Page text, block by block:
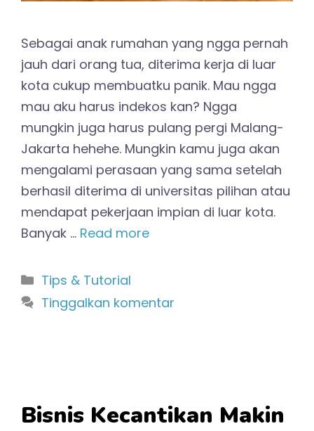
Sebagai anak rumahan yang ngga pernah
jauh dari orang tua, diterima kerja di luar
kota cukup membuatku panik. Mau ngga
mau aku harus indekos kan? Ngga
mungkin juga harus pulang pergi Malang-
Jakarta hehehe. Mungkin kamu juga akan
mengalami perasaan yang sama setelah
berhasil diterima di universitas pilihan atau
mendapat pekerjaan impian di luar kota.
Banyak … Read more
Kategori
Tips & Tutorial
Tinggalkan komentar
Bisnis Kecantikan Makin